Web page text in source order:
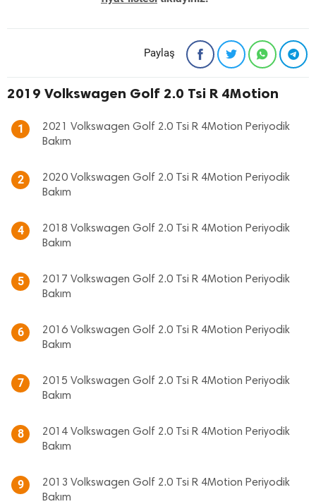
Paylaş
2019 Volkswagen Golf 2.0 Tsi R 4Motion
1
2021 Volkswagen Golf 2.0 Tsi R 4Motion Periyodik
Bakım
2
2020 Volkswagen Golf 2.0 Tsi R 4Motion Periyodik
Bakım
4
2018 Volkswagen Golf 2.0 Tsi R 4Motion Periyodik
Bakım
5
2017 Volkswagen Golf 2.0 Tsi R 4Motion Periyodik
Bakım
6
2016 Volkswagen Golf 2.0 Tsi R 4Motion Periyodik
Bakım
7
2015 Volkswagen Golf 2.0 Tsi R 4Motion Periyodik
Bakım
8
2014 Volkswagen Golf 2.0 Tsi R 4Motion Periyodik
Bakım
9
2013 Volkswagen Golf 2.0 Tsi R 4Motion Periyodik
Bakım